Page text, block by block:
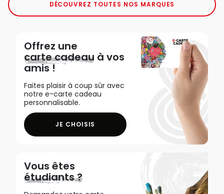
DÉCOUVREZ TOUTES NOS MARQUES
Offrez une
carte cadeau à vos
amis !
Faites plaisir à coup sûr avec
notre e-carte cadeau
personnalisable.
JE CHOISIS
Vous êtes
étudiants ?